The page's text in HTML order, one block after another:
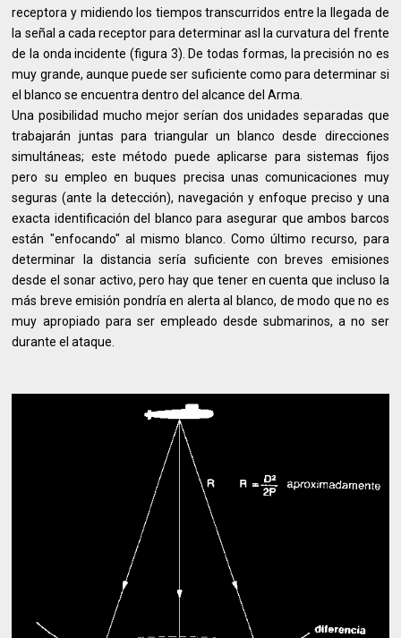
receptora y midiendo los tiempos transcurridos entre la llegada de
la señal a cada receptor para determinar asl la curvatura del frente
de la onda incidente (figura 3). De todas formas, la precisión no es
muy grande, aunque puede ser suficiente como para determinar si
el blanco se encuentra dentro del alcance del Arma.
Una posibilidad mucho mejor serían dos unidades separadas que
trabajarán juntas para triangular un blanco desde direcciones
simultáneas; este método puede aplicarse para sistemas fijos
pero su empleo en buques precisa unas comunicaciones muy
seguras (ante la detección), navegación y enfoque preciso y una
exacta identificación del blanco para asegurar que ambos barcos
están "enfocando" al mismo blanco. Como último recurso, para
determinar la distancia sería suficiente con breves emisiones
desde el sonar activo, pero hay que tener en cuenta que incluso la
más breve emisión pondría en alerta al blanco, de modo que no es
muy apropiado para ser empleado desde submarinos, a no ser
durante el ataque.